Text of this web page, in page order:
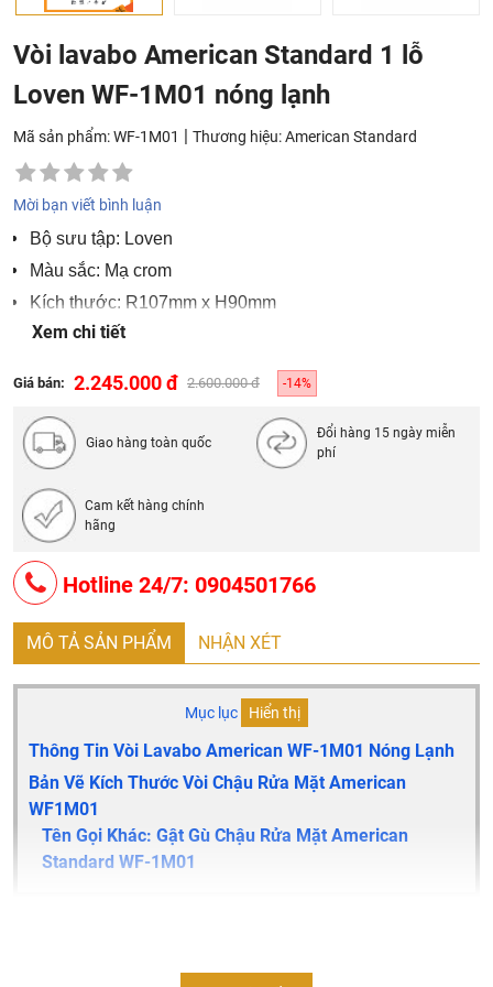
Vòi lavabo American Standard 1 lỗ
Loven WF-1M01 nóng lạnh
Mã sản phẩm: WF-1M01 | Thương hiệu:American Standard
Mời bạn viết bình luận
Bộ sưu tập: Loven
Màu sắc: Mạ crom
Kích thước: R107mm x H90mm
Bảo hành 2 năm
Xem chi tiết
Giá bán: 2.245.000 đ 2.600.000 đ -14%
Giao hàng toàn quốc
Đổi hàng 15 ngày miễn
phí
Cam kết hàng chính
hãng
Hotline 24/7: 0904501766
MÔ TẢ SẢN PHẨM NHẬN XÉT
Mục lục Hiển thị
Thông Tin Vòi Lavabo American WF-1M01 Nóng Lạnh
Bản Vẽ Kích Thước Vòi Chậu Rửa Mặt American
WF1M01
Tên Gọi Khác: Gật Gù Chậu Rửa Mặt American
Standard WF-1M01